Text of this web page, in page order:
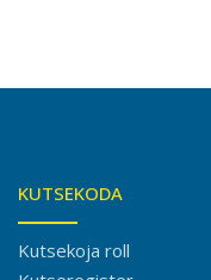
KUTSEKODA
Kutsekoja roll